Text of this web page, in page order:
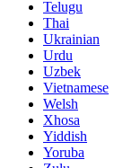
Telugu
Thai
Ukrainian
Urdu
Uzbek
Vietnamese
Welsh
Xhosa
Yiddish
Yoruba